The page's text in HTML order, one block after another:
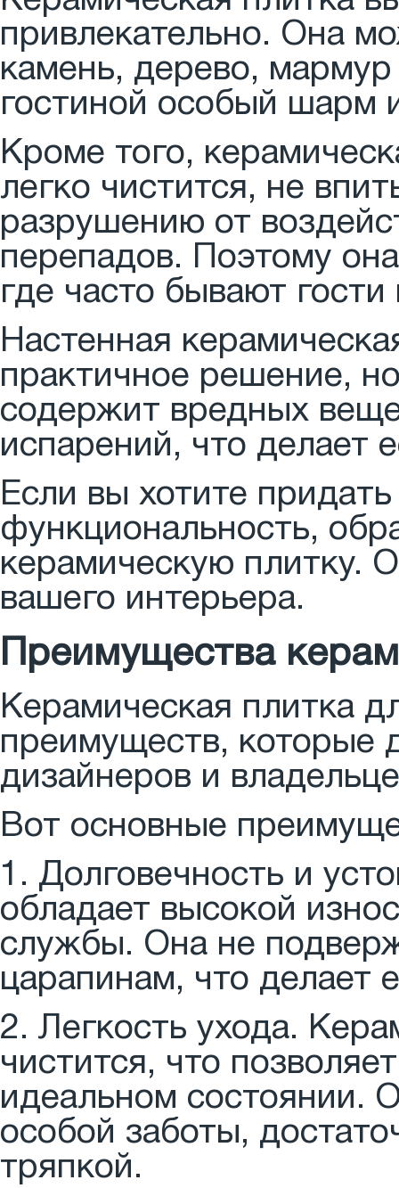
привлекательно. Она
камень, дерево,
гостиной особый шарм
Кроме того,
легко чистится, не
разрушению от
перепадов. Поэтому
где часто бывают
Настенная
практичное решение,
содержит вредных
испарений, что делает
Если вы хотите
функциональность,
керамическую плитку.
вашего интерьера.
Преимущества
Керамическая плитка
преимуществ, которые
дизайнеров и
Вот основные
1. Долговечность и
обладает высокой
службы. Она не
царапинам, что делает
2. Легкость ухода.
чистится, что
идеальном состоянии.
особой заботы,
тряпкой.